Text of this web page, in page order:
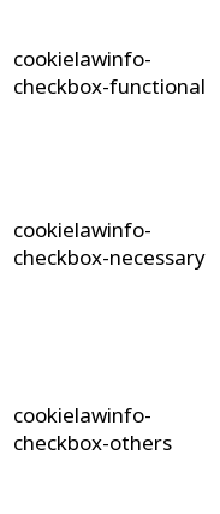
cookielawinfo-
checkbox-functional
cookielawinfo-
checkbox-necessary
cookielawinfo-
checkbox-others